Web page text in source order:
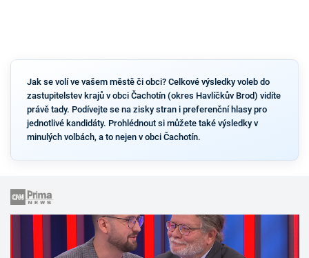
Jak se volí ve vašem městě či obci? Celkové výsledky voleb do
zastupitelstev krajů v obci Čachotín (okres Havlíčkův Brod) vidíte
právě tady. Podívejte se na zisky stran i preferenční hlasy pro
jednotlivé kandidáty. Prohlédnout si můžete také výsledky v
minulých volbách, a to nejen v obci Čachotín.